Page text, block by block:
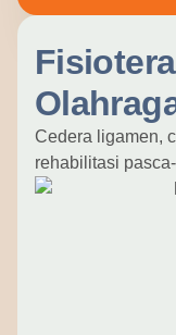
Cedera ligamen,
rehabilitasi